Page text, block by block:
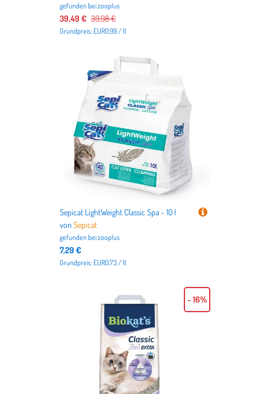
gefunden beizooplus
39,49 € 39,98 €
Grundpreis: EUR0.99 / 1l
Sepicat LightWeight Classic Spa - 10 l
vonSepicat
gefunden beizooplus
7,29 €
Grundpreis: EUR0.73 / 1l
- 16%